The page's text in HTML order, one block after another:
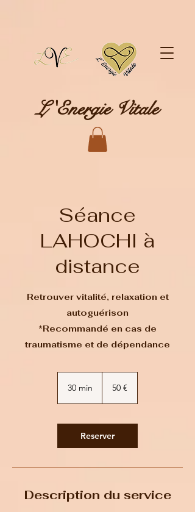
L 'Energie Vitale
Séance
LAHOCHI à
distance
Retrouver vitalité, relaxation et
autoguérison
*Recommandé en cas de
traumatisme et de dépendance
30 min
i
n
50 €
Reserver
Description du service